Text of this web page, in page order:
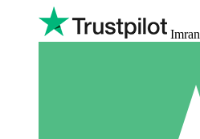
Imran